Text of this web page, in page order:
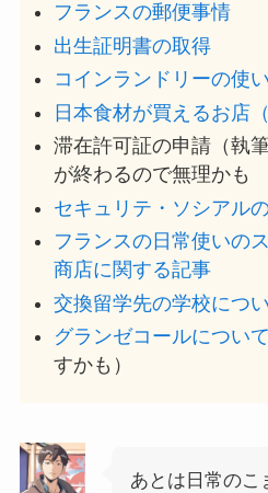
フランスの郵便事情
出生証明書の取得
コインランドリーの使
日本食材が買えるお店
滞在許可証の申請（執
が終わるので無理かも
セキュリテ・ソシアル
フランスの日常使いの
商店に関する記事
交換留学先の学校につ
グランゼコールについて
すかも）
あとは日常のこ